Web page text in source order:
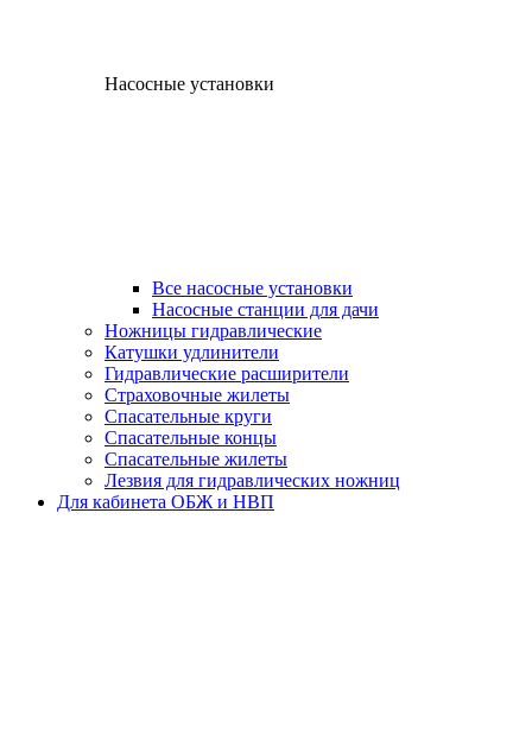
Насосные установки
Все насосные установки
Насосные станции для дачи
Ножницы гидравлические
Катушки удлинители
Гидравлические расширители
Страховочные жилеты
Спасательные круги
Спасательные концы
Спасательные жилеты
Лезвия для гидравлических ножниц
Для кабинета ОБЖ и НВП